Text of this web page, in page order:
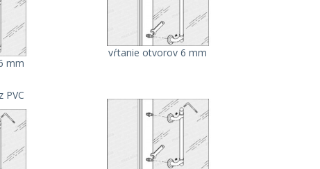
mm
vŕtanie otvorov 6 mm
PVC